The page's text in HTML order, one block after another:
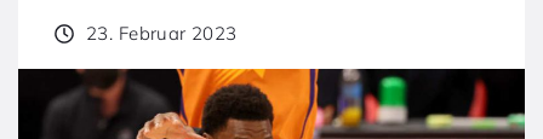
23. Februar 2023